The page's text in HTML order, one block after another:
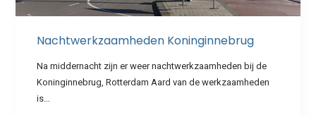
Nachtwerkzaamheden Koninginnebrug
Na middernacht zijn er weer nachtwerkzaamheden bij de
Koninginnebrug, Rotterdam Aard van de werkzaamheden
is…